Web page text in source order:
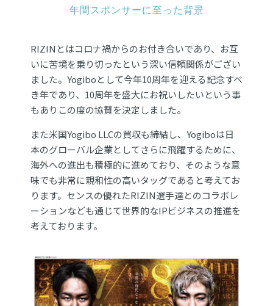
年間スポンサーに至った背景
RIZINとはコロナ禍からのお付き合いであり、お互
いに苦境を乗り切ったという深い信頼関係がござい
ました。Yogiboとして今年10周年を迎える記念すべ
き年であり、10周年を盛大にお祝いしたいという事
もありこの度の協賛を決定しました。
また米国Yogibo LLCの買収も締結し、Yogiboは日
本のグローバル企業としてさらに飛躍するために、
海外への進出も積極的に進めており、そのような意
味でも非常に親和性の高いタッグであると考えてお
ります。センスの優れたRIZIN選手達とのコラボレ
ーションなども通じて世界的なIPビジネスの推進を
考えております。